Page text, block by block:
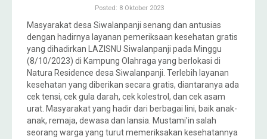
Posted: 8 Oktober 2023
Masyarakat desa Siwalanpanji senang dan antusias
dengan hadirnya layanan pemeriksaan kesehatan gratis
yang dihadirkan LAZISNU Siwalanpanji pada Minggu
(8/10/2023) di Kampung Olahraga yang berlokasi di
Natura Residence desa Siwalanpanji. Terlebih layanan
kesehatan yang diberikan secara gratis, diantaranya ada
cek tensi, cek gula darah, cek kolestrol, dan cek asam
urat. Masyarakat yang hadir dari berbagai lini, baik anak-
anak, remaja, dewasa dan lansia. Mustami’in salah
seorang warga yang turut memeriksakan kesehatannya